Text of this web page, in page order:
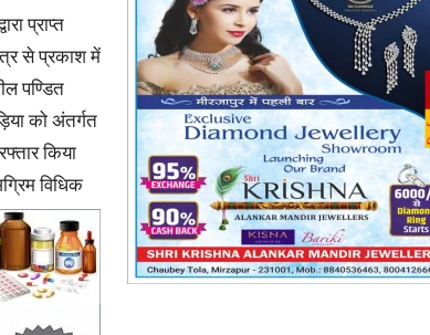
प्राप्त
से प्रकाश में
पण्डित
को अंतर्गत
किया
विधिक